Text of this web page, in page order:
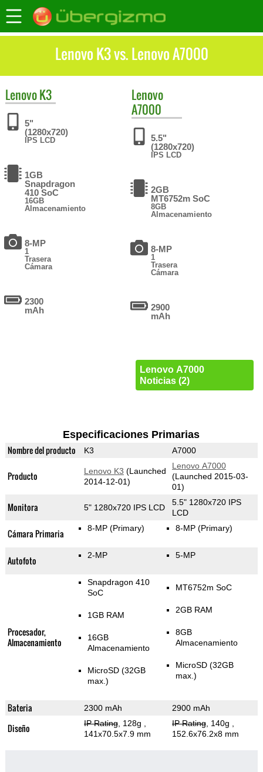
Lenovo K3 vs. Lenovo A7000
LenovoK3
5"
(1280x720)
IPS LCD
1GB
Snapdragon
410 SoC
16GB
Almacenamiento
8-MP
1
Trasera
Cámara
2300
mAh
Lenovo
A7000
5.5"
(1280x720)
IPS LCD
2GB
MT6752m SoC
8GB
Almacenamiento
8-MP
1
Trasera
Cámara
2900
mAh
Lenovo A7000
Noticias (2)
Especificaciones Primarias
Nombre del producto K3 A7000
Producto Lenovo K3 (Launched
2014-12-01)
Lenovo A7000
(Launched 2015-03-
01)
Monitora 5" 1280x720 IPS LCD
5.5" 1280x720 IPS
LCD
Cámara Primaria 8-MP (Primary) 8-MP (Primary)
Autofoto 2-MP 5-MP
Procesador,
Almacenamiento
Snapdragon 410
SoC
1GB RAM
16GB
Almacenamiento
MicroSD (32GB
max.)
MT6752m SoC
2GB RAM
8GB
Almacenamiento
MicroSD (32GB
max.)
Bateria 2300 mAh 2900 mAh
Diseño IP Rating, 128g
141x70.5x7.9 mm
IP Rating, 140g
152.6x76.2x8 mm